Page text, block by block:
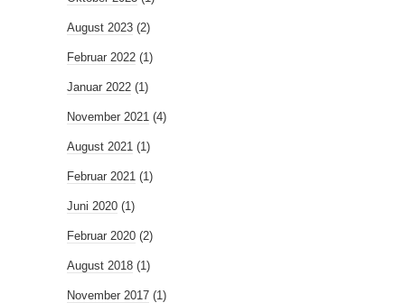
August 2023 (2)
Februar 2022 (1)
Januar 2022 (1)
November 2021 (4)
August 2021 (1)
Februar 2021 (1)
Juni 2020 (1)
Februar 2020 (2)
August 2018 (1)
November 2017 (1)